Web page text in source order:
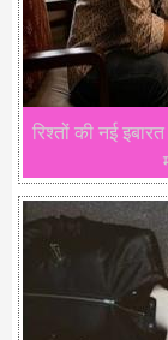
रिश्तों की नई